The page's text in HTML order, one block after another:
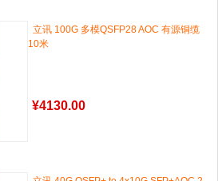
立讯 100G 多模QSFP28 AOC 有源铜缆
10米
¥4130.00